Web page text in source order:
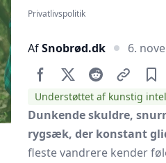
AfSnobrød.dk 6.
Understøttet af kunstig
Dunkende skuldre,
rygsæk, der konstant
fleste vandrere kender
Privatlivspolitik